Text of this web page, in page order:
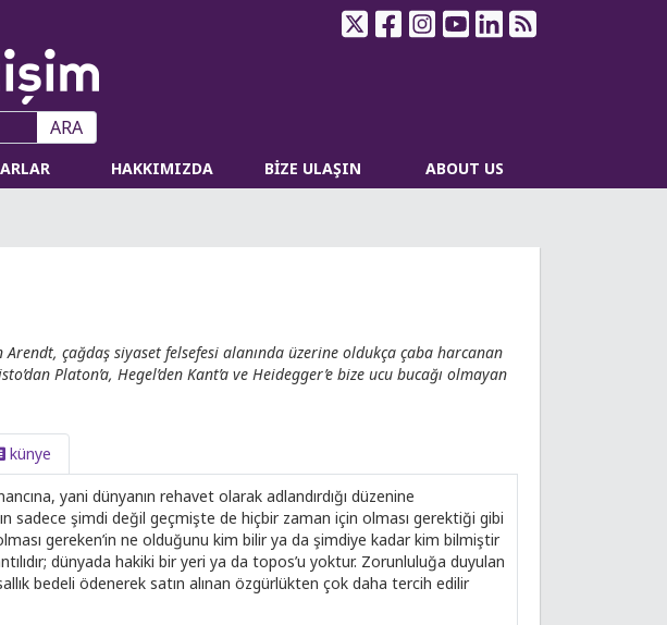
ARA
HAKKIMIZDA BİZE ULAŞIN ABOUT US
Arendt, çağdaş siyaset felsefesi alanında üzerine oldukça çaba harcanan
Platon’a, Hegel’den Kant’a ve Heidegger’e bize ucu bucağı olmayan
künye
yani dünyanın rehavet olarak adlandırdığı düzenine
sadece şimdi değil geçmişte de hiçbir zaman için olması gerektiği gibi
gereken’in ne olduğunu kim bilir ya da şimdiye kadar kim bilmiştir
dünyada hakiki bir yeri ya da topos’u yoktur. Zorunluluğa duyulan
bedeli ödenerek satın alınan özgürlükten çok daha tercih edilir